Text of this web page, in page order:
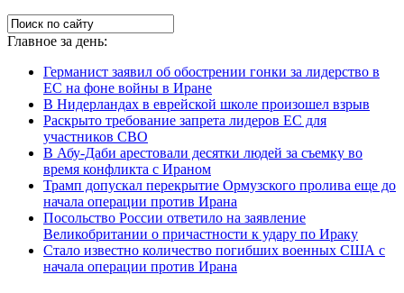
Главное за день:
Германист заявил об обострении гонки за лидерство в
ЕС на фоне войны в Иране
В Нидерландах в еврейской школе произошел взрыв
Раскрыто требование запрета лидеров ЕС для
участников СВО
В Абу-Даби арестовали десятки людей за съемку во
время конфликта с Ираном
Трамп допускал перекрытие Ормузского пролива еще до
начала операции против Ирана
Посольство России ответило на заявление
Великобритании о причастности к удару по Ираку
Стало известно количество погибших военных США с
начала операции против Ирана